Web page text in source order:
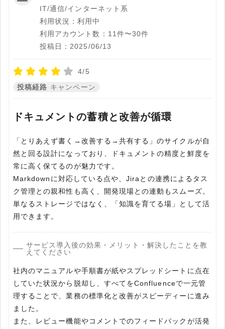
IT/通信/インターネット系
利用状況：利用中
利用アカウント数：11件〜30件
投稿日：2025/06/13
4/5
投稿経路 キャンペーン
ドキュメントの蓄積と改善が循環
「とりあえず書く→改善する→共有する」のサイクルが自
然と回る設計になっており、ドキュメントの精度と鮮度を
常に高く保てるのが魅力です。
Markdownに対応している点や、Jiraとの連携によるタス
ク管理との親和性も高く、開発現場との連動もスムーズ。
単なるストレージではなく、「知識を育てる場」として活
用できます。
サービス導入後の効果・メリット・解決したことを教
えてください
社内のマニュアルや手順書が紙やスプレッドシートに点在
していた状況から脱却し、すべてをConfluenceで一元管
理することで、業務の標準化と改善がスピーディーに進み
ました。
また、レビュー機能やコメントでのフィードバックが活発